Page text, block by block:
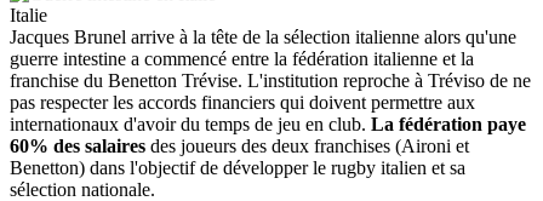
Italie
Jacques Brunel arrive à la tête de la sélection italienne alors qu'une
guerre intestine a commencé entre la fédération italienne et la
franchise du Benetton Trévise. L'institution reproche à Tréviso de ne
pas respecter les accords financiers qui doivent permettre aux
internationaux d'avoir du temps de jeu en club. La fédération paye
60% des salaires des joueurs des deux franchises (Aironi et
Benetton) dans l'objectif de développer le rugby italien et sa
sélection nationale.